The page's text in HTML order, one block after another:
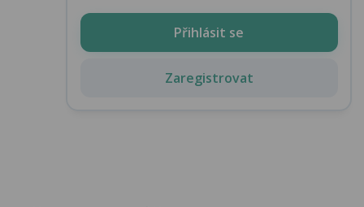
Přihlásit se
Zaregistrovat